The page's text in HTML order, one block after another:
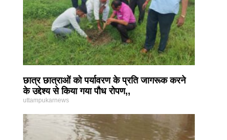
छात्र छात्राओं को पर्यावरण के प्रति जागरूक करने
के उद्देश्य से किया गया पौध रोपण,,
uttampukarnews